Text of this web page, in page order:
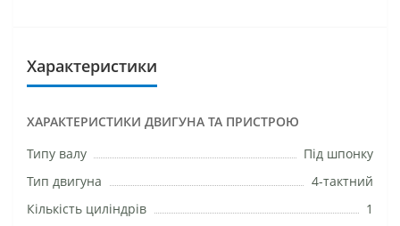
Характеристики
ХАРАКТЕРИСТИКИ ДВИГУНА ТА ПРИСТРОЮ
Типу валу
Під шпонку
Тип двигуна
4-тактний
Кількість циліндрів
1